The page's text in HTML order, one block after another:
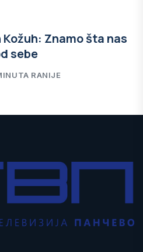
Znamo šta nas
sebe
RANIJE